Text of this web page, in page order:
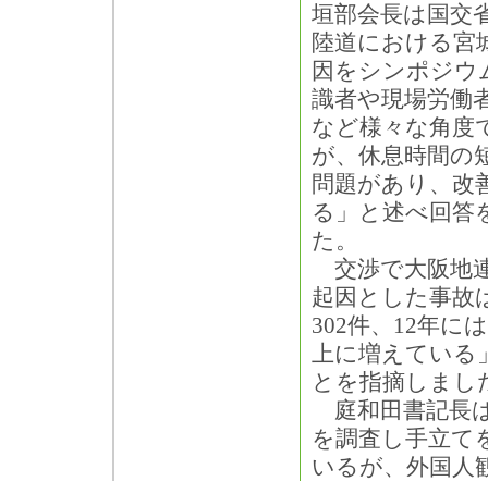
垣部会長は国交
陸道における宮
因をシンポジウ
識者や現場労働
など様々な角度
が、休息時間の
問題があり、改
る」と述べ回答
た。
交渉で大阪地
起因とした事故
302件、12年に
上に増えている
とを指摘しまし
庭和田書記長
を調査し手立て
いるが、外国人